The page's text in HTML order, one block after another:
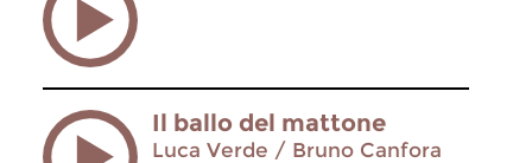
Il ballo del mattone
Luca Verde / Bruno Canfora